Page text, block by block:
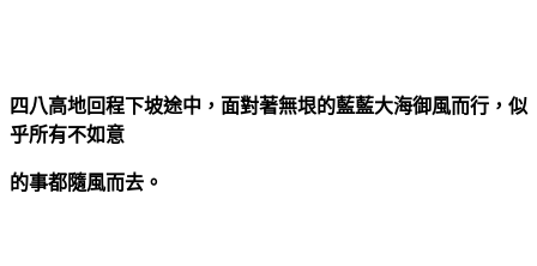
四八高地回程下坡途中，面對著無垠的藍藍大海御風而行，似
乎所有不如意
的事都隨風而去。